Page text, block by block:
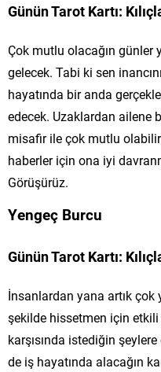
Günün Tarot Kartı:
Çok mutlu olacağın günler
gelecek. Tabi ki sen
hayatında bir anda
edecek. Uzaklardan ailene
misafir ile çok mutlu
haberler için ona iyi
Görüşürüz.
Yengeç Burcu
Günün Tarot Kartı:
İnsanlardan yana artık
şekilde hissetmen için
karşısında istediğin
de iş hayatında alacağın